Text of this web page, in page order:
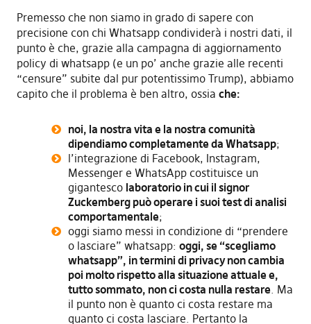
Premesso che non siamo in grado di sapere con
precisione con chi Whatsapp condividerà i nostri dati, il
punto è che, grazie alla campagna di aggiornamento
policy di whatsapp (e un po’ anche grazie alle recenti
“censure” subite dal pur potentissimo Trump), abbiamo
capito che il problema è ben altro, ossia che:
noi, la nostra vita e la nostra comunità
dipendiamo completamente da Whatsapp;
l’integrazione di Facebook, Instagram,
Messenger e WhatsApp costituisce un
gigantesco laboratorio in cui il signor
Zuckemberg può operare i suoi test di analisi
comportamentale;
oggi siamo messi in condizione di “prendere
o lasciare” whatsapp: oggi, se “scegliamo
whatsapp”, in termini di privacy non cambia
poi molto rispetto alla situazione attuale e,
tutto sommato, non ci costa nulla restare. Ma
il punto non è quanto ci costa restare ma
quanto ci costa lasciare. Pertanto la